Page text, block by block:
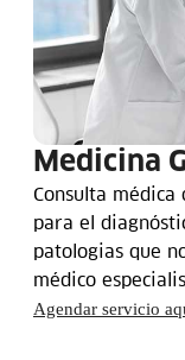
Medicina
Consulta
para el
patologias que
médico
Agendar servicio